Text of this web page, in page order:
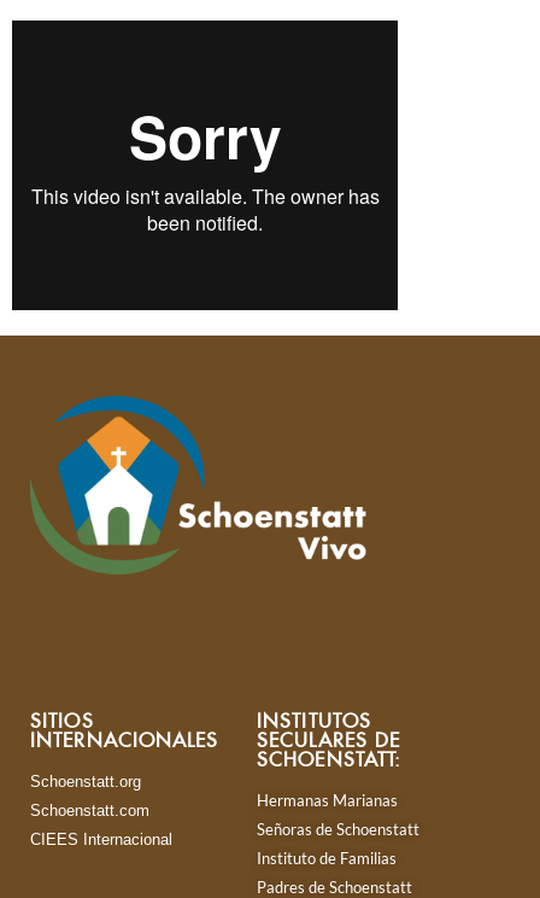
SITIOS
INTERNACIONALES
Schoenstatt.org
Schoenstatt.com
CIEES Internacional
INSTITUTOS
SECULARES DE
SCHOENSTATT:
Hermanas Marianas
Señoras de Schoenstatt
Instituto de Familias
Padres de Schoenstatt